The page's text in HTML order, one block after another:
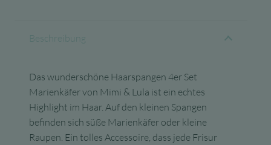
Beschreibung
Das wunderschöne Haarspangen 4er Set
Marienkäfer von Mimi & Lula ist ein echtes
Highlight im Haar. Auf den kleinen Spangen
befinden sich süße Marienkäfer oder kleine
Raupen. Ein tolles Accessoire, dass jede Frisur